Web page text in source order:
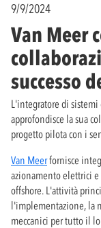
9/9/2024
Van Meer
successo
L'integratore di
approfondisce la sua
progetto pilota con i
Van Meerfornisce
azionamento elettrici
offshore. L'attività
l'implementazione, la
meccanici per tutto il